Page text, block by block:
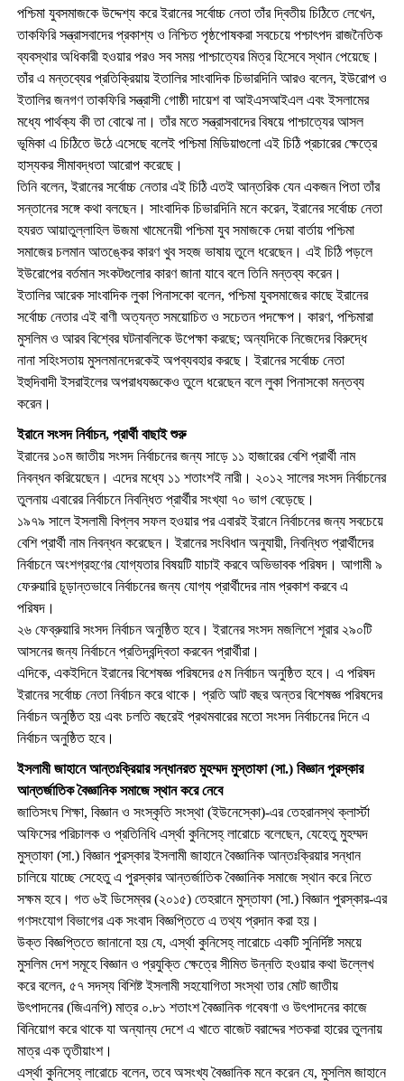
পশ্চিমা যুবসমাজকে উদ্দেশ্য করে ইরানের সর্বোচ্চ নেতা তাঁর দ্বিতীয় চিঠিতে লেখেন,
তাকফিরি সন্ত্রাসবাদের প্রকাশ্য ও নিশ্চিত পৃষ্ঠপোষকরা সবচেয়ে পশ্চাৎপদ রাজনৈতিক
ব্যবস্থার অধিকারী হওয়ার পরও সব সময় পাশ্চাত্যের মিত্র হিসেবে স্থান পেয়েছে।
তাঁর এ মন্তব্যের প্রতিক্রিয়ায় ইতালির সাংবাদিক চিভারদিনি আরও বলেন, ইউরোপ ও
ইতালির জনগণ তাকফিরি সন্ত্রাসী গোষ্ঠী দায়েশ বা আইএসআইএল এবং ইসলামের
মধ্যে পার্থক্য কী তা বোঝে না। তাঁর মতে সন্ত্রাসবাদের বিষয়ে পাশ্চাত্যের আসল
ভূমিকা এ চিঠিতে উঠে এসেছে বলেই পশ্চিমা মিডিয়াগুলো এই চিঠি প্রচারের ক্ষেত্রে
হাস্যকর সীমাবদ্ধতা আরোপ করেছে।
তিনি বলেন, ইরানের সর্বোচ্চ নেতার এই চিঠি এতই আন্তরিক যেন একজন পিতা তাঁর
সন্তানের সঙ্গে কথা বলছেন। সাংবাদিক চিভারদিনি মনে করেন, ইরানের সর্বোচ্চ নেতা
হযরত আয়াতুল্লাহিল উজমা খামেনেয়ী পশ্চিমা যুব সমাজকে দেয়া বার্তায় পশ্চিমা
সমাজের চলমান আতঙ্কের কারণ খুব সহজ ভাষায় তুলে ধরেছেন। এই চিঠি পড়লে
ইউরোপের বর্তমান সংকটগুলোর কারণ জানা যাবে বলে তিনি মন্তব্য করেন।
ইতালির আরেক সাংবাদিক লুকা পিনাসকো বলেন, পশ্চিমা যুবসমাজের কাছে ইরানের
সর্বোচ্চ নেতার এই বাণী অত্যন্ত সময়োচিত ও সচেতন পদক্ষেপ। কারণ, পশ্চিমারা
মুসলিম ও আরব বিশ্বের ঘটনাবলিকে উপেক্ষা করছে; অন্যদিকে নিজেদের বিরুদ্ধে
নানা সহিংসতায় মুসলমানদেরকেই অপব্যবহার করছে। ইরানের সর্বোচ্চ নেতা
ইহুদিবাদী ইসরাইলের অপরাধযজ্ঞকেও তুলে ধরেছেন বলে লুকা পিনাসকো মন্তব্য
করেন।
ইরানে সংসদ নির্বাচন, প্রার্থী বাছাই শুরু
ইরানের ১০ম জাতীয় সংসদ নির্বাচনের জন্য সাড়ে ১১ হাজারের বেশি প্রার্থী নাম
নিবন্ধন করিয়েছেন। এদের মধ্যে ১১ শতাংশই নারী। ২০১২ সালের সংসদ নির্বাচনের
তুলনায় এবারের নির্বাচনে নিবন্ধিত প্রার্থীর সংখ্যা ৭০ ভাগ বেড়েছে।
১৯৭৯ সালে ইসলামী বিপ্লব সফল হওয়ার পর এবারই ইরানে নির্বাচনের জন্য সবচেয়ে
বেশি প্রার্থী নাম নিবন্ধন করেছেন। ইরানের সংবিধান অনুযায়ী, নিবন্ধিত প্রার্থীদের
নির্বাচনে অংশগ্রহণের যোগ্যতার বিষয়টি যাচাই করবে অভিভাবক পরিষদ। আগামী ৯
ফেরুয়ারি চূড়ান্তভাবে নির্বাচনের জন্য যোগ্য প্রার্থীদের নাম প্রকাশ করবে এ
পরিষদ।
২৬ ফেব্রুয়ারি সংসদ নির্বাচন অনুষ্ঠিত হবে। ইরানের সংসদ মজলিশে শূরার ২৯০টি
আসনের জন্য নির্বাচনে প্রতিদ্বন্দ্বিতা করবেন প্রার্থীরা।
এদিকে, একইদিনে ইরানের বিশেষজ্ঞ পরিষদের ৫ম নির্বাচন অনুষ্ঠিত হবে। এ পরিষদ
ইরানের সর্বোচ্চ নেতা নির্বাচন করে থাকে। প্রতি আট বছর অন্তর বিশেষজ্ঞ পরিষদের
নির্বাচন অনুষ্ঠিত হয় এবং চলতি বছরেই প্রথমবারের মতো সংসদ নির্বাচনের দিনে এ
নির্বাচন অনুষ্ঠিত হবে।
ইসলামী জাহানে আন্তঃক্রিয়ার সন্ধানরত মুহম্মদ মুস্তাফা (সা.) বিজ্ঞান পুরস্কার
আন্তর্জাতিক বৈজ্ঞানিক সমাজে স্থান করে নেবে
জাতিসংঘ শিক্ষা, বিজ্ঞান ও সংস্কৃতি সংস্থা (ইউনেস্কো)-এর তেহরানস্থ ক্লার্স্টা
অফিসের পরিচালক ও প্রতিনিধি এর্স্থা কুনিসেহ্ লারোচে বলেছেন, যেহেতু মুহম্মদ
মুস্তাফা (সা.) বিজ্ঞান পুরস্কার ইসলামী জাহানে বৈজ্ঞানিক আন্তঃক্রিয়ার সন্ধান
চালিয়ে যাচ্ছে সেহেতু এ পুরস্কার আন্তর্জাতিক বৈজ্ঞানিক সমাজে স্থান করে নিতে
সক্ষম হবে। গত ৬ই ডিসেম্বর (২০১৫) তেহরানে মুস্তাফা (সা.) বিজ্ঞান পুরস্কার-এর
গণসংযোগ বিভাগের এক সংবাদ বিজ্ঞপ্তিতে এ তথ্য প্রদান করা হয়।
উক্ত বিজ্ঞপ্তিতে জানানো হয় যে, এর্স্থা কুনিসেহ্ লারোচে একটি সুনির্দিষ্ট সময়ে
মুসলিম দেশ সমূহে বিজ্ঞান ও প্রযুক্তি ক্ষেত্রে সীমিত উন্নতি হওয়ার কথা উল্লেখ
করে বলেন, ৫৭ সদস্য বিশিষ্ট ইসলামী সহযোগিতা সংস্থা তার মোট জাতীয়
উৎপাদনের (জিএনপি) মাত্র ০.৮১ শতাংশ বৈজ্ঞানিক গবেষণা ও উৎপাদনের কাজে
বিনিয়োগ করে থাকে যা অন্যান্য দেশে এ খাতে বাজেট বরাদ্দের শতকরা হারের তুলনায়
মাত্র এক তৃতীয়াংশ।
এর্স্থা কুনিসেহ্ লারোচে বলেন, তবে অসংখ্য বৈজ্ঞানিক মনে করেন যে, মুসলিম জাহানে